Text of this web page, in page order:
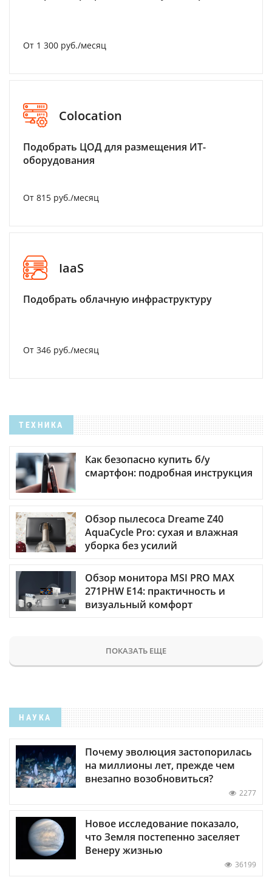
От 1 300 руб./месяц
Colocation
Подобрать ЦОД для размещения ИТ-
оборудования
От 815 руб./месяц
IaaS
Подобрать облачную инфраструктуру
От 346 руб./месяц
ТЕХНИКА
Как безопасно купить б/у
смартфон: подробная инструкция
Обзор пылесоса Dreame Z40
AquaCycle Pro: сухая и влажная
уборка без усилий
Обзор монитора MSI PRO MAX
271PHW E14: практичность и
визуальный комфорт
ПОКАЗАТЬ ЕЩЕ
НАУКА
Почему эволюция застопорилась
на миллионы лет, прежде чем
внезапно возобновиться?
2277
Новое исследование показало,
что Земля постепенно заселяет
Венеру жизнью
36199